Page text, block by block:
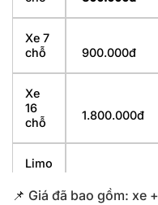
Xe 7
chỗ
900.000đ
Xe
16
chỗ
1.800.000đ
Limo
chỗ
2.100.000đ
📌 Giá đã bao gồm: xe